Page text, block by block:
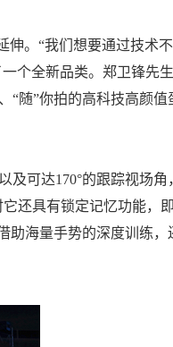
伸。“我们想要通过技术不
个全新品类。郑卫锋先生
“随”你拍的高科技高颜值
及可达170°的跟踪视场角
还具有锁定记忆功能，
助海量手势的深度训练，